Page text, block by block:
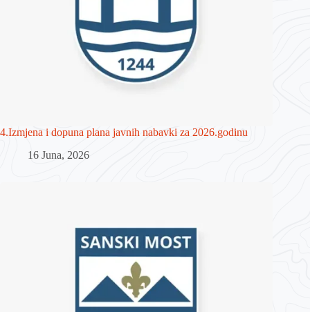
4.Izmjena i dopuna plana javnih nabavki za 2026.godinu
16 Juna, 2026